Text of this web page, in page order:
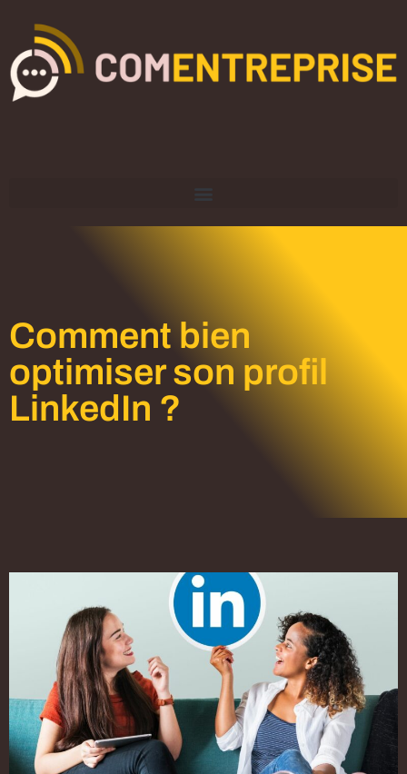
Comment bien
optimiser son profil
LinkedIn ?